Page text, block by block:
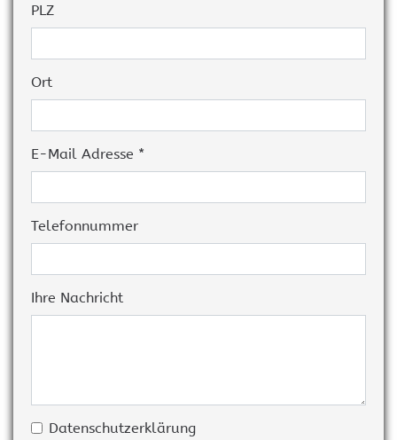
PLZ
Ort
E-Mail Adresse *
Telefonnummer
Ihre Nachricht
Datenschutzerklärung